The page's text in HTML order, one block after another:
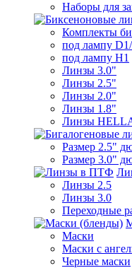
Наборы для
Комплекты
под лампу
под лампу Н1
Линзы 3.0"
Линзы 2.5"
Линзы 2.0"
Линзы 1.8"
Линзы
Размер 2.5"
Размер 3.0"
Линзы 2.5
Линзы 3.0
Переходные
Маски
Маски с
Черные маски